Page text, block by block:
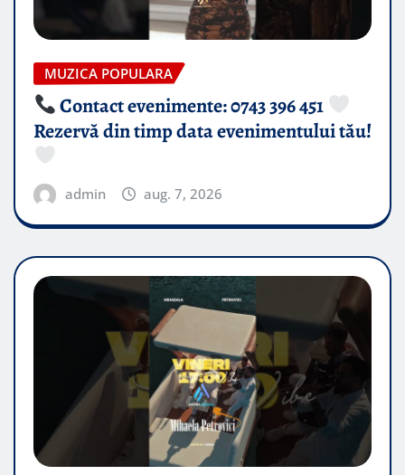
MUZICA POPULARA
Contact evenimente: 0743 396 451
Rezervă din timp data evenimentului tău!
admin aug. 7, 2026